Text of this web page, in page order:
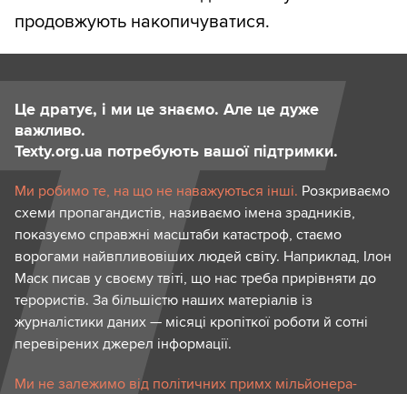
продовжують накопичуватися.
Це дратує, і ми це знаємо. Але це дуже
важливо.
Texty.org.ua потребують вашої підтримки.
Ми робимо те, на що не наважуються інші. Розкриваємо
схеми пропагандистів, називаємо імена зрадників,
показуємо справжні масштаби катастроф, стаємо
ворогами найвпливовіших людей світу. Наприклад, Ілон
Маск писав у своєму твіті, що нас треба прирівняти до
терористів. За більшістю наших матеріалів із
журналістики даних — місяці кропіткої роботи й сотні
перевірених джерел інформації.
Ми не залежимо від політичних примх мільйонера-